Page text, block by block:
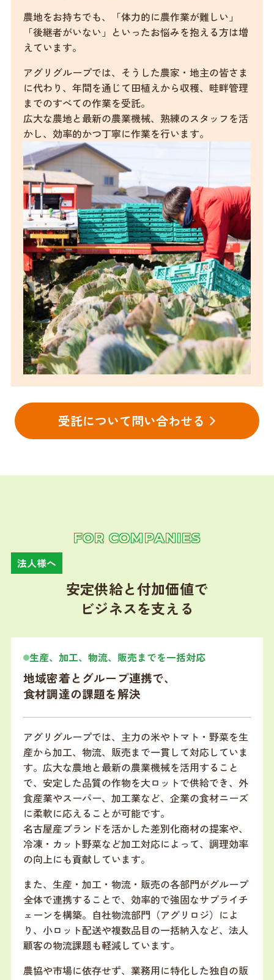
農地をお持ちでも、「体力的に農作業が難しい」
「後継者がいない」といったお悩みを抱える方は増
えています。
アグリグループでは、そうした農家・地主の皆さま
に代わり、年間を通じて田植えから収穫、畦畔管理
までのすべての作業を受託。
広大な農地と最新の農業機械、熟練のスタッフを活
かし、効率的かつ丁寧に作業を行います。
受託について問い合わせ⁩る
FOR COMPANIES
法人様へ
安定供給と付加価値で
ビジネスを支える
生産、加工、物流、販売までを一括対応
地域密着とグループ連携で、
食材調達の課題を解決
アグリグループでは、主力の米やトマト・野菜を生
産から加工、物流、販売まで一貫して対応していま
す。広大な農地と最新の農業機械を活用すること
で、安定した品質の作物を大ロットで供給でき、外
食産業やスーパー、加工業など、企業の食材ニーズ
に柔軟に応えることが可能です。
名古屋産ブランドを活かした差別化商材の提案や、
冷凍・カット野菜など加工対応によって、調理効率
の向上にも貢献しています。
また、生産・加工・物流・販売の各部門がグループ
全体で連携することで、効率的で強固なサプライチ
ェーンを構築。自社物流部門（アグリロジ）によ
り、小ロット配送や複数品目の一括納入など、法人
顧客の物流課題も軽減しています。
農協や市場に依存せず、業務用に特化した独自の販